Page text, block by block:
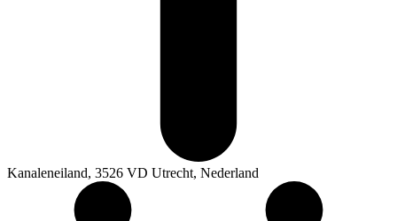
Kanaleneiland, 3526 VD Utrecht, Nederland